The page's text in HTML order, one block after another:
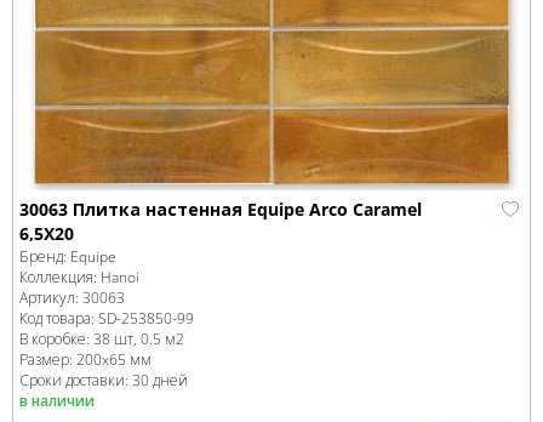
30063 Плитка настенная Equipe Arco Caramel
6,5X20
Бренд: Equipe
Коллекция: Hanoi
Артикул: 30063
Код товара: SD-253850-99
В коробке: 38 шт, 0.5 м2
Размер: 200x65 мм
Сроки доставки: 30 дней
в наличии